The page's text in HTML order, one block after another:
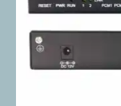
İletişim